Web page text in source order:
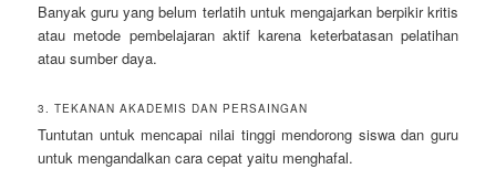
Banyak guru yang belum terlatih untuk mengajarkan berpikir kritis
atau metode pembelajaran aktif karena keterbatasan pelatihan
atau sumber daya.
3. TEKANAN AKADEMIS DAN PERSAINGAN
Tuntutan untuk mencapai nilai tinggi mendorong siswa dan guru
untuk mengandalkan cara cepat yaitu menghafal.